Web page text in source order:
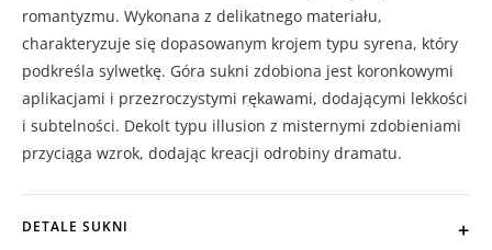
romantyzmu. Wykonana z delikatnego materiału,
charakteryzuje się dopasowanym krojem typu syrena, który
podkreśla sylwetkę. Góra sukni zdobiona jest koronkowymi
aplikacjami i przezroczystymi rękawami, dodającymi lekkości
i subtelności. Dekolt typu illusion z misternymi zdobieniami
przyciąga wzrok, dodając kreacji odrobiny dramatu.
DETALE SUKNI